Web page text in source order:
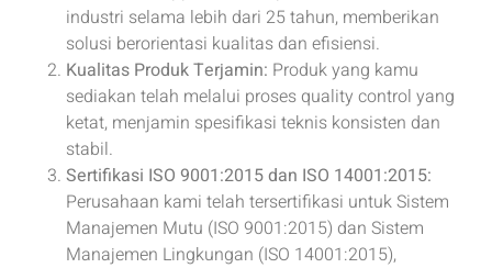
industri selama lebih dari 25 tahun, memberikan
solusi berorientasi kualitas dan efisiensi.
Kualitas Produk Terjamin: Produk yang kamu
sediakan telah melalui proses quality control yang
ketat, menjamin spesifikasi teknis konsisten dan
stabil.
Sertifikasi ISO 9001:2015 dan ISO 14001:2015:
Perusahaan kami telah tersertifikasi untuk Sistem
Manajemen Mutu (ISO 9001:2015) dan Sistem
Manajemen Lingkungan (ISO 14001:2015),